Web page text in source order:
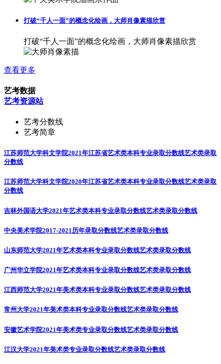
打破“千人一面”的概念化绘画，大师肖像素描欣赏
打破“千人一面”的概念化绘画，大师肖像素描欣赏
查看更多
艺考数据
艺考资源站
艺考分数线
艺考简章
江苏师范大学科文学院2021年江苏省艺术类本科专业录取分数线艺术类录取
分数线
江苏师范大学科文学院2020年江苏省艺术类本科专业录取分数线艺术类录取
分数线
吉林外国语大学2021年艺术类本科专业录取分数线艺术类录取分数线
中央美术学院2017-2021历年录取分数线艺术类录取分数线
山东师范大学2021年艺术类本科专业录取分数线艺术类录取分数线
广州华立学院2021年艺术类本科专业录取分数线艺术类录取分数线
江西师范大学2021年美术类本科专业录取分数线艺术类录取分数线
常州大学2021年美术类本科专业录取分数线艺术类录取分数线
安徽艺术学院2021年美术类专业录取分数线艺术类录取分数线
江汉大学2021年美术类专业录取分数线艺术类录取分数线